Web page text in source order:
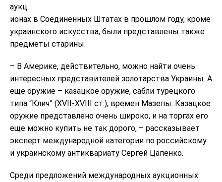
аукц
ионах в Соединенных Штатах в прошлом году, кроме
украинского искусства, были представлены также
предметы старины.
– В Америке, действительно, можно найти очень
интересных представителей золотарства Украины. А
еще оружие – казацкое оружие, сабли турецкого
типа “Клич” (ХVII-XVIII ст.), времен Мазепы. Казацкое
оружие представлено очень широко, и на торгах его
еще можно купить не так дорого, – рассказывает
эксперт международной категории по российскому
и украинскому антиквариату Сергей Цапенко.
Среди предложений международных аукционных